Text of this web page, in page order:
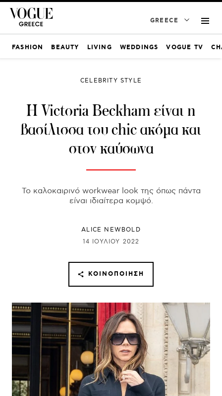
GREECE
FASHION BEAUTY LIVING WEDDINGS VOGUE TV
CELEBRITY STYLE
H Victoria Beckham είναι η
βασίλισσα του chic ακόμα και
στον καύσωνα
Το καλοκαιρινό workwear look της όπως πάντα
είναι ιδιαίτερα κομψό.
ALICE NEWBOLD
14 ΙΟΥΛΊΟΥ 2022
ΚΟΙΝΟΠΟΊΗΣΗ